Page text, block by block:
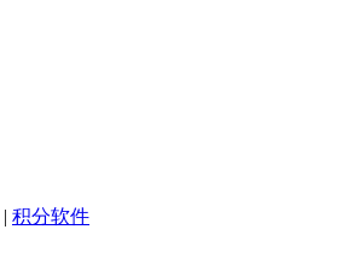
| 积分软件